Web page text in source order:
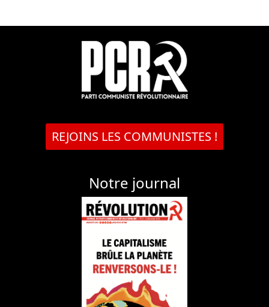
REJOINS LES COMMUNISTES !
Notre journal